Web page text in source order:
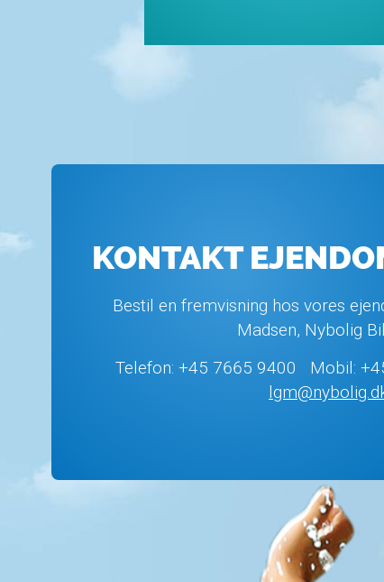
KONTAKT
Bestil en fremvisning hos vores
Madsen, Nybolig
Telefon: +45 7665 9400 Mobil: